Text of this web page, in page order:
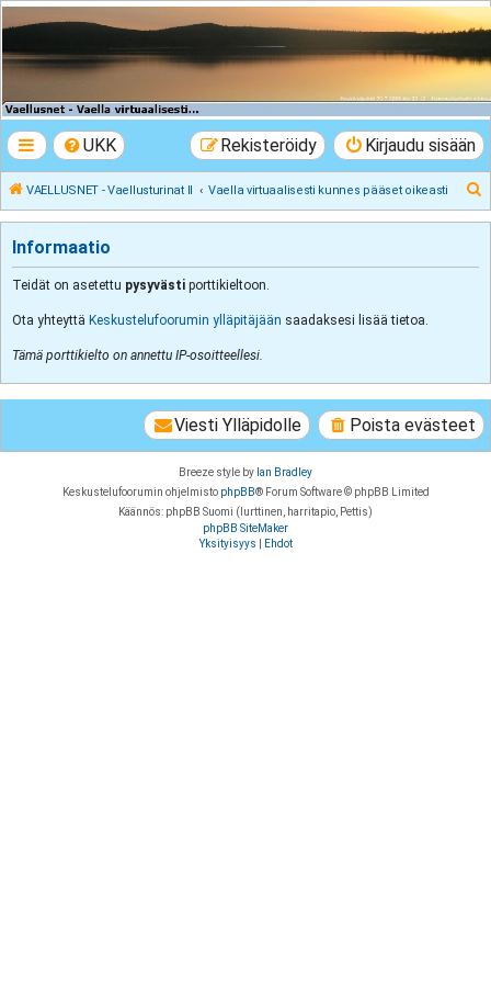
VAELLUSNET -
Vaellusturinat II
UKK Kirjaudu sisään
Rekisteröidy
VAELLUSNET - Vaellusturinat II Vaella virtuaalisesti kunnes pääset oikeasti
Informaatio
Teidät on asetettu pysyvästi porttikieltoon.
Ota yhteyttä Keskustelufoorumin ylläpitäjään saadaksesi lisää tietoa.
Tämä porttikielto on annettu IP-osoitteellesi.
Poista evästeet
Viesti Ylläpidolle
Breeze style by Ian Bradley
Keskustelufoorumin ohjelmisto phpBB® Forum Software © phpBB Limited
Käännös: phpBB Suomi (lurttinen, harritapio, Pettis)
phpBB SiteMaker
Yksityisyys
Ehdot